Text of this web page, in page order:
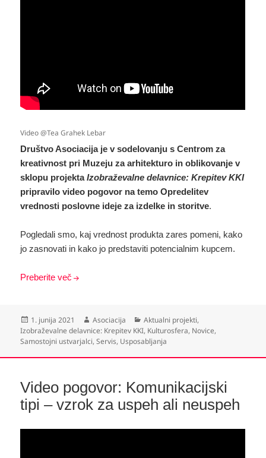
Video @Tea Grahek Lebar
Društvo Asociacija je v sodelovanju s Centrom za
kreativnost pri Muzeju za arhitekturo in oblikovanje v
sklopu projektaIzobraževalne delavnice: Krepitev KKI
pripravilo video pogovor na temo Opredelitev
vrednosti poslovne ideje za izdelke in storitve.
Pogledali smo, kaj vrednost produkta zares pomeni, kako
jo zasnovati in kako jo predstaviti potencialnim kupcem.
Preberite več
Objavljeno
dne
1. junija 2021 Avtor
Asociacija Kategorije
Aktualni projekti,
Izobraževalne delavnice: Krepitev KKI, Kulturosfera, Novice,
Samostojni ustvarjalci,Servis, Usposabljanja
Video pogovor: Komunikacijski
tipi – vzrok za uspeh ali neuspeh